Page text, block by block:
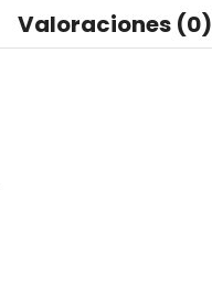
Valoraciones (0)